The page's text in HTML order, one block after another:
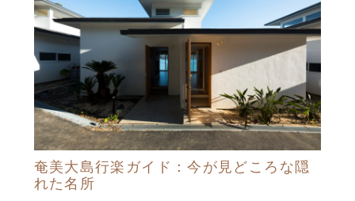
奄美大島行楽ガイド：今が見どころな隠
れた名所